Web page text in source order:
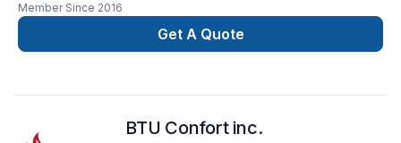
résidentiel et commercial .
Member Since 2016
Get A Quote
BTU Confort inc.